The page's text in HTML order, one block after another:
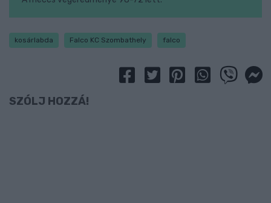
kosárlabda Falco KC Szombathely falco
SZÓLJ HOZZÁ!